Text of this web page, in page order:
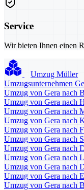
Service
Wir bieten Ihnen einen
Umzug Müller
Umzugsunternehmen
Umzug von Gera nach
Umzug von Gera nach
Umzug von Gera nach
Umzug von Gera nach
Umzug von Gera nach
Umzug von Gera nach
Umzug von Gera nach
Umzug von Gera nach
Umzug von Gera nach
Umzug von Gera nach
Umzug von Gera nach